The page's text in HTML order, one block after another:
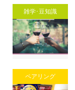
雑学･豆知識
ペアリング